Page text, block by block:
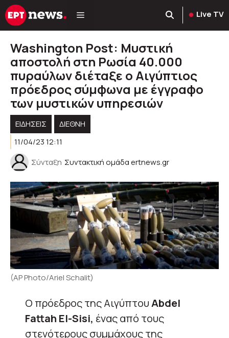
Μετάβαση
σε
Live TV
Washington Post: Μυστική
αποστολή στη Ρωσία 40.000
πυραύλων διέταξε ο Αιγύπτιος
πρόεδρος σύμφωνα με έγγραφο
των μυστικών υπηρεσιών
ΕΙΔΗΣΕΙΣ
ΔΙΕΘΝΗ
11/04/23 12:11
Σύνταξη Συντακτική ομάδα ertnews.gr
(AP Photo/Ariel Schalit)
Ο πρόεδρος της ΑιγύπτουAbdel
Fattah El-Sisi, ένας από τους
στενότερους συμμάχους της